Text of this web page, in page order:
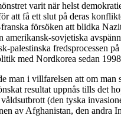
varit när helst
att få ett slut på deras
försöken att blidka
amerikansk-sovjetiska
palestinska fredsprocessen
med Nordkorea sedan
man i villfarelsen att om man
resultat uppnås tills det
(den tyska
av Afghanistan, den andra